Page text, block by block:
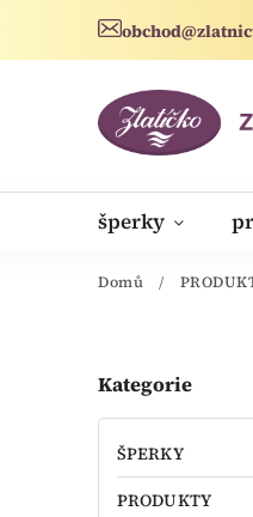
šperky
novinky
Domů /
Kategorie
ŠPERKY
PRODUKTY